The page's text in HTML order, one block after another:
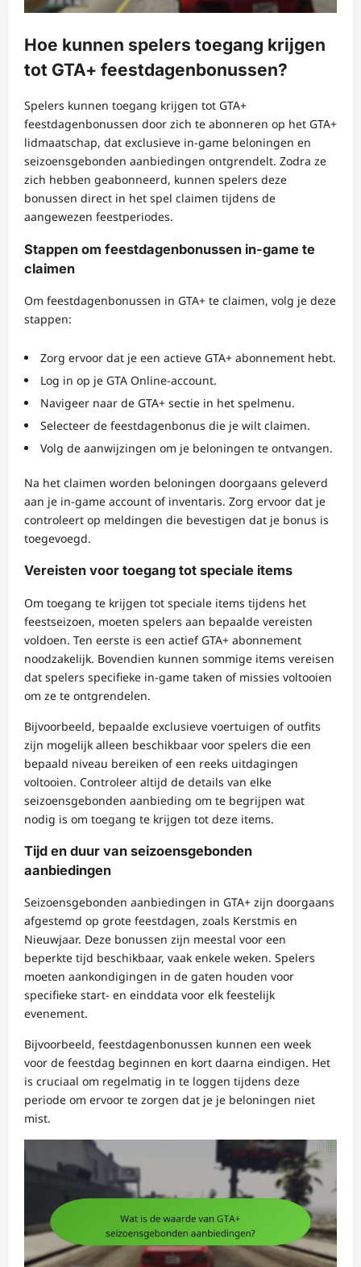
Hoe kunnen spelers toegang krijgen
tot GTA+ feestdagenbonussen?
Spelers kunnen toegang krijgen tot GTA+
feestdagenbonussen door zich te abonneren op het GTA+
lidmaatschap, dat exclusieve in-game beloningen en
seizoensgebonden aanbiedingen ontgrendelt. Zodra ze
zich hebben geabonneerd, kunnen spelers deze
bonussen direct in het spel claimen tijdens de
aangewezen feestperiodes.
Stappen om feestdagenbonussen in-game te
claimen
Om feestdagenbonussen in GTA+ te claimen, volg je deze
stappen:
Zorg ervoor dat je een actieve GTA+ abonnement hebt.
Log in op je GTA Online-account.
Navigeer naar de GTA+ sectie in het spelmenu.
Selecteer de feestdagenbonus die je wilt claimen.
Volg de aanwijzingen om je beloningen te ontvangen.
Na het claimen worden beloningen doorgaans geleverd
aan je in-game account of inventaris. Zorg ervoor dat je
controleert op meldingen die bevestigen dat je bonus is
toegevoegd.
Vereisten voor toegang tot speciale items
Om toegang te krijgen tot speciale items tijdens het
feestseizoen, moeten spelers aan bepaalde vereisten
voldoen. Ten eerste is een actief GTA+ abonnement
noodzakelijk. Bovendien kunnen sommige items vereisen
dat spelers specifieke in-game taken of missies voltooien
om ze te ontgrendelen.
Bijvoorbeeld, bepaalde exclusieve voertuigen of outfits
zijn mogelijk alleen beschikbaar voor spelers die een
bepaald niveau bereiken of een reeks uitdagingen
voltooien. Controleer altijd de details van elke
seizoensgebonden aanbieding om te begrijpen wat
nodig is om toegang te krijgen tot deze items.
Tijd en duur van seizoensgebonden
aanbiedingen
Seizoensgebonden aanbiedingen in GTA+ zijn doorgaans
afgestemd op grote feestdagen, zoals Kerstmis en
Nieuwjaar. Deze bonussen zijn meestal voor een
beperkte tijd beschikbaar, vaak enkele weken. Spelers
moeten aankondigingen in de gaten houden voor
specifieke start- en einddata voor elk feestelijk
evenement.
Bijvoorbeeld, feestdagenbonussen kunnen een week
voor de feestdag beginnen en kort daarna eindigen. Het
is cruciaal om regelmatig in te loggen tijdens deze
periode om ervoor te zorgen dat je je beloningen niet
mist.